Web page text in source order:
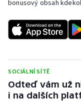
Rychlostní
Short track
Sportovní střelba
Stolní tenis
bonusový obsah
SOCIÁLNÍ SÍTĚ
Odteď vám už
i na dalších